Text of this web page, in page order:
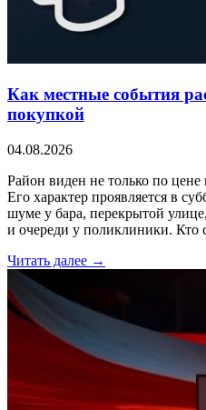
Как местные события
покупкой
04.08.2026
Район виден не только по
Его характер проявляется в
шуме у бара, перекрытой
и очереди у поликлиники. Кто
Читать далее →